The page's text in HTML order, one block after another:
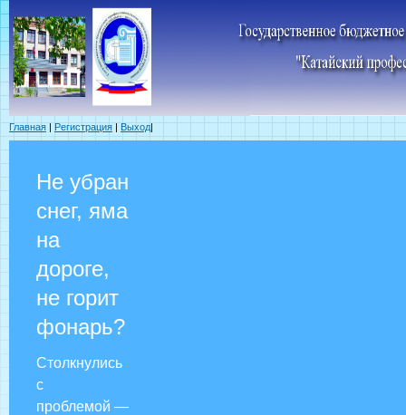
Главная | Регистрация | Выход|
Не убран
снег, яма
на
дороге,
не горит
фонарь?
Столкнулись
с
проблемой —